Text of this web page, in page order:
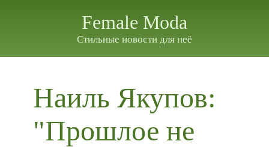
Female Moda
Стильные новости для неё
Наиль Якупов:
"Прошлое не